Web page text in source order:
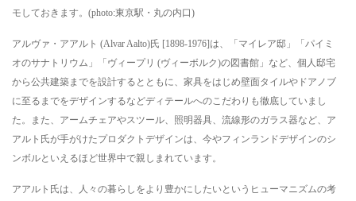
モしておきます。(photo:東京駅・丸の内口)
アルヴァ・アアルト (Alvar Aalto)氏 [1898-1976]は、「マイレア邸」「パイミ
オのサナトリウム」「ヴィープリ (ヴィーボルク)の図書館」など、個人邸宅
から公共建築までを設計するとともに、家具をはじめ壁面タイルやドアノブ
に至るまでをデザインするなどディテールへのこだわりも徹底していまし
た。また、アームチェアやスツール、照明器具、流線形のガラス器など、ア
アルト氏が手がけたプロダクトデザインは、今やフィンランドデザインのシ
ンボルといえるほど世界中で親しまれています。
アアルト氏は、人々の暮らしをより豊かにしたいというヒューマニズムの考